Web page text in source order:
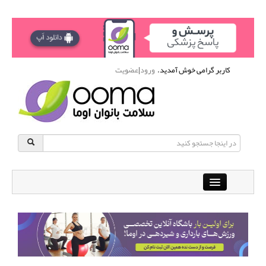
کاربر گرامی خوش آمدید.ورود|عضویت
باشگاه آنلاین ورزشی اوما
دانشنامه سلامت بانوان پرسش و پاسخ